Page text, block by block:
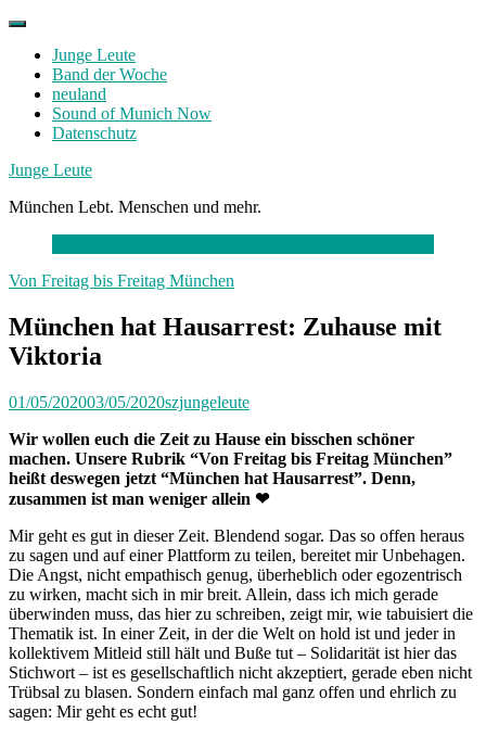
Skip
contentJunge Leute
Band der Woche
neuland
Sound of Munich Now
Datenschutz
Facebook
Twitter
Instagram
Junge Leute
München Lebt. Menschen und mehr.
Von Freitag bis Freitag München
München hat Hausarrest: Zuhause mit
Viktoria
01/05/202003/05/2020szjungeleute
Wir wollen euch die Zeit zu Hause ein bisschen schöner
machen. Unsere Rubrik “Von Freitag bis Freitag München”
heißt deswegen jetzt “München hat Hausarrest”. Denn,
zusammen ist man weniger allein ❤
Mir geht es gut in dieser Zeit. Blendend sogar. Das so offen heraus
zu sagen und auf einer Plattform zu teilen, bereitet mir Unbehagen.
Die Angst, nicht empathisch genug, überheblich oder egozentrisch
zu wirken, macht sich in mir breit. Allein, dass ich mich gerade
überwinden muss, das hier zu schreiben, zeigt mir, wie tabuisiert die
Thematik ist. In einer Zeit, in der die Welt on hold ist und jeder in
kollektivem Mitleid still hält und Buße tut – Solidarität ist hier das
Stichwort – ist es gesellschaftlich nicht akzeptiert, gerade eben nicht
Trübsal zu blasen. Sondern einfach mal ganz offen und ehrlich zu
sagen: Mir geht es echt gut!